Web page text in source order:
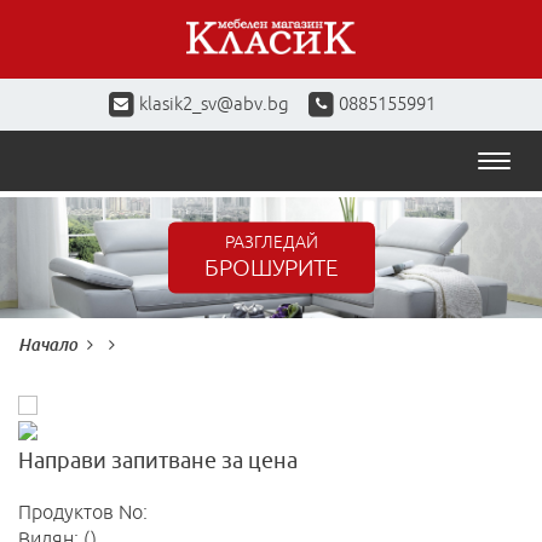
klasik2_sv@abv.bg 0885155991
РАЗГЛЕДАЙ
БРОШУРИТЕ
Начало
Направи запитване за цена
Продуктов No: